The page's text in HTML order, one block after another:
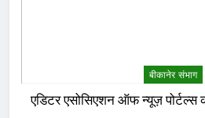
बीकानेर संभाग
एडिटर एसोसिएशन ऑफ न्यूज़ पोर्टल्स